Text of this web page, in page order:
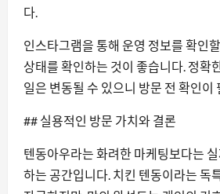
다.
인스타그램을 통해 운영 정보를 확인
상태를 확인하는 것이 좋습니다. 정확
일은 변동될 수 있으니 방문 전 확인이
## 실용적인 방문 가치와 결론
텐동아우라는 화려한 마케팅보다는 실
하는 공간입니다. 치킨 텐동이라는 독